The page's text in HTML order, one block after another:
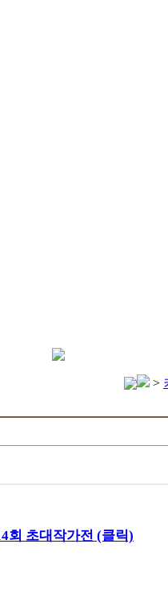
>
회 초대작가전 (클릭)